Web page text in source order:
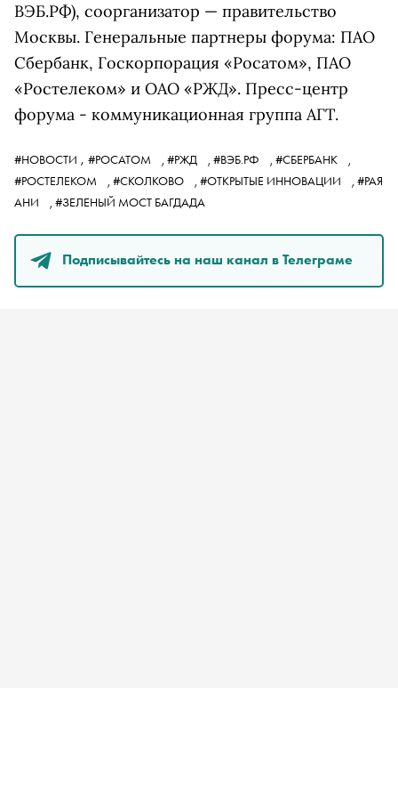
ВЭБ.РФ), соорганизатор — правительство
Москвы. Генеральные партнеры форума: ПАО
Сбербанк, Госкорпорация «Росатом», ПАО
«Ростелеком» и ОАО «РЖД». Пресс-центр
форума - коммуникационная группа АГТ.
#НОВОСТИ , #РОСАТОМ , #РЖД , #ВЭБ.РФ , #СБЕРБАНК
,
#РОСТЕЛЕКОМ
, #СКОЛКОВО , #ОТКРЫТЫЕ ИННОВАЦИИ , #РАЯ
АНИ
, #ЗЕЛЕНЫЙ МОСТ БАГДАДА
Подписывайтесь на наш канал в Телеграме